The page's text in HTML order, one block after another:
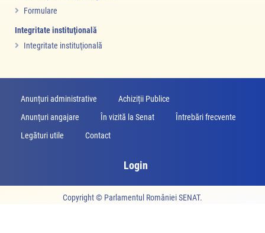
Formulare
Integritate instituţională
Integritate instituţională
Anunțuri administrative
Achiziții Publice
Anunţuri angajare
În vizită la Senat
Întrebări frecvente
Legături utile
Contact
Login
Copyright © Parlamentul României SENAT.